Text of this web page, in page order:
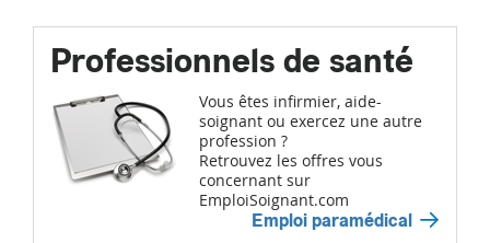
Professionnels de santé
Vous êtes infirmier, aide-
soignant ou exercez une autre
profession ?
Retrouvez les offres vous
concernant sur
EmploiSoignant.com
Emploi paramédical